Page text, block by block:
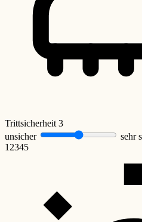
Trittsicherheit 3
unsicher
sehr
1 2345